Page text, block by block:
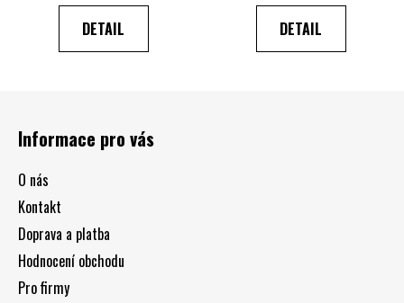
DETAIL
4,7
z
DETAIL
Informace pro vás
O nás
Kontakt
Doprava a platba
Hodnocení obchodu
Pro firmy